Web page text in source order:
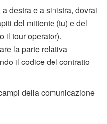
destra e a sinistra, dovrai
del mittente (tu) e del
il tour operator).
la parte relativa
il codice del contratto
della comunicazione